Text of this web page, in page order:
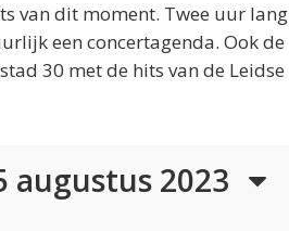
van dit moment. Twee uur lang
een concertagenda. Ook de
30 met de hits van de Leidse
augustus 2023